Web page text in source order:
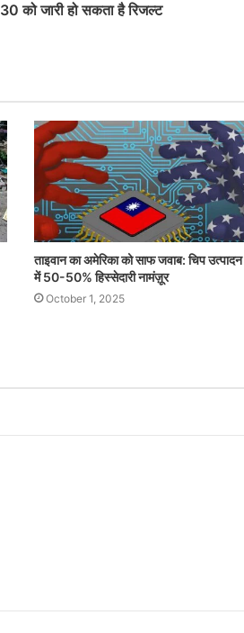
30 को जारी हो सकता है रिजल्ट
ताइवान का अमेरिका को साफ जवाब: चिप उत्पादन
में 50-50% हिस्सेदारी नामंज़ूर
October 1, 2025